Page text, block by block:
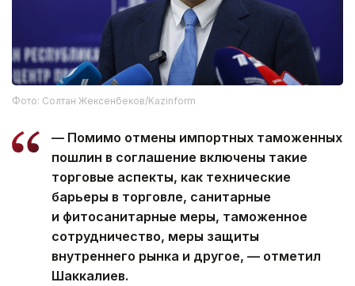
Фото: Солтан Жексенбеков/Kazinform
— Помимо отмены импортных таможенных
пошлин в соглашение включены такие
торговые аспекты, как технические
барьеры в торговле, санитарные
и фитосанитарные меры, таможенное
сотрудничество, меры защиты
внутреннего рынка и другое, — отметил
Шаккалиев.